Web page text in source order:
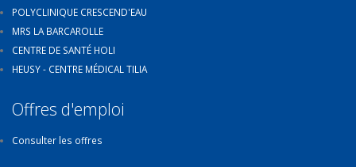
POLYCLINIQUE CRESCEND'EAU
MRS LA BARCAROLLE
CENTRE DE SANTÉ HOLI
HEUSY - CENTRE MÉDICAL TILIA
Offres d'emploi
Consulter les offres